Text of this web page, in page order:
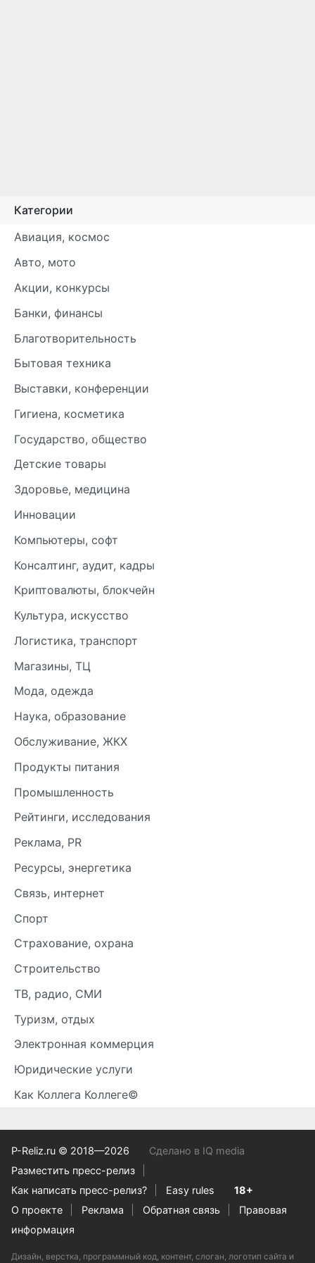
Категории
Авиация, космос
Авто, мото
Акции, конкурсы
Банки, финансы
Благотворительность
Бытовая техника
Выставки, конференции
Гигиена, косметика
Государство, общество
Детские товары
Здоровье, медицина
Инновации
Компьютеры, софт
Консалтинг, аудит, кадры
Криптовалюты, блокчейн
Культура, искусство
Логистика, транспорт
Магазины, ТЦ
Мода, одежда
Наука, образование
Обслуживание, ЖКХ
Продукты питания
Промышленность
Рейтинги, исследования
Реклама, PR
Ресурсы, энергетика
Связь, интернет
Спорт
Страхование, охрана
Строительство
ТВ, радио, СМИ
Туризм, отдых
Электронная коммерция
Юридические услуги
Как Коллега Коллеге©
P-Reliz.ru © 2018—2026
Сделано в IQ media
Разместить пресс-релиз
Как написать пресс-релиз?
Easy rules
18+
О проекте
Реклама Обратная связь
Правовая
информация
Дизайн, верстка, программный код, контент, слоган, логотип сайта и